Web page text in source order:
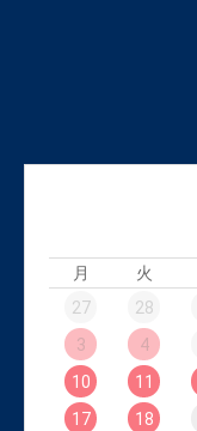
月 火
27
28
3
4
10
11
17
18